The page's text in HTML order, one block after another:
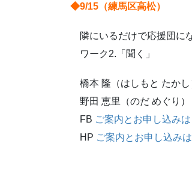
◆9/15（練馬区高松）
隣にいるだけで応援団に
ワーク2.「聞く」
橋本 隆（はしもと たかし
野田 恵里（のだ めぐり）
FB ご案内とお申し込み
HP ご案内とお申し込み